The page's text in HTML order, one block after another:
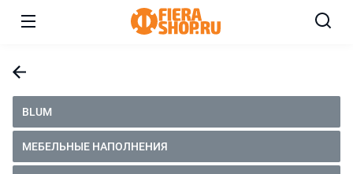
BLUM
МЕБЕЛЬНЫЕ НАПОЛНЕНИЯ